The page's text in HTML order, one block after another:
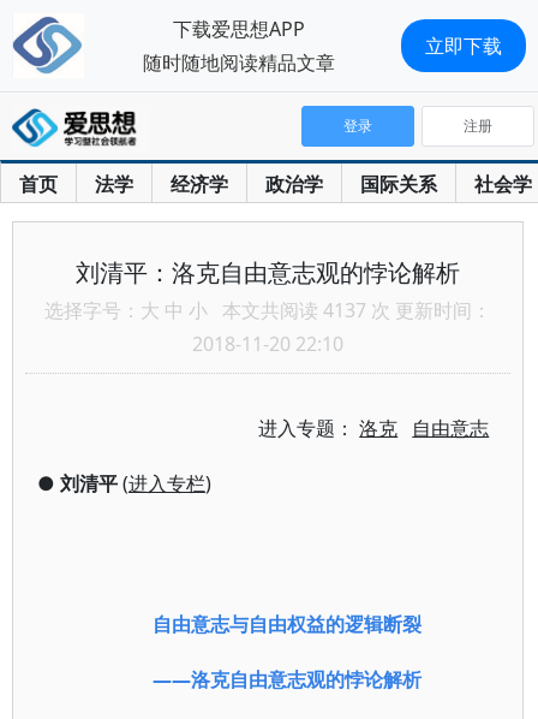
首页 法学 经济学 政治学 国际关系 社会学
登录 注册
刘清平：洛克自由意志观的悖论解析
选择字号： 大 中 小 本文共阅读 4137 次 更新时间：
2018-11-20 22:10
进入专题：洛克 自由意志
● 刘清平(进入专栏)
自由意志与自由权益的逻辑断裂
——洛克自由意志观的悖论解析
下载爱思想APP
随时随地阅读精品文章
立即下载